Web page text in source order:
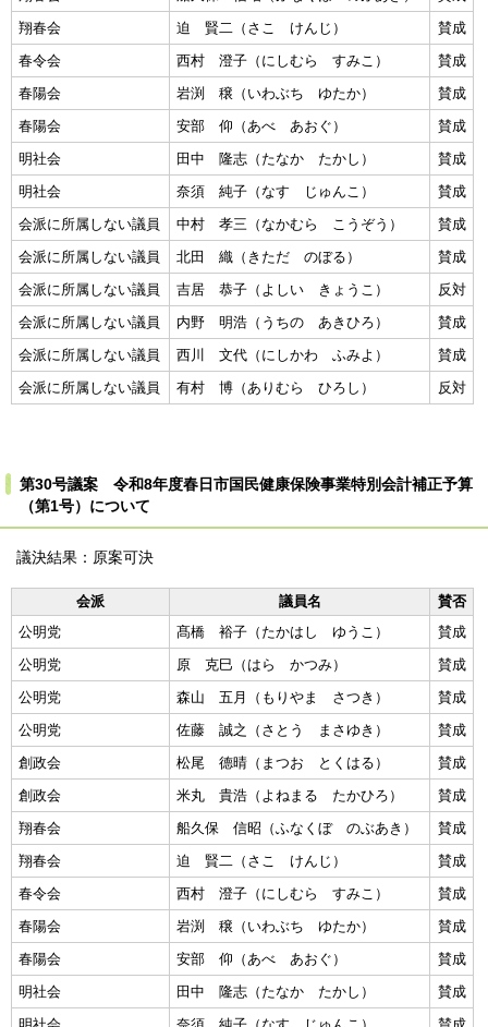
翔春会
迫 賢二（さこ けんじ）
賛成
春令会
西村 澄子（にしむら すみこ）
賛成
春陽会
岩渕 穣（いわぶち ゆたか）
賛成
春陽会
安部 仰（あべ あおぐ）
賛成
明社会
田中 隆志（たなか たかし）
賛成
明社会
奈須 純子（なす じゅんこ）
賛成
会派に所属しない議員
中村 孝三（なかむら こうぞう）
賛成
会派に所属しない議員
北田 織（きただ のぼる）
賛成
会派に所属しない議員
吉居 恭子（よしい きょうこ）
反対
会派に所属しない議員
内野 明浩（うちの あきひろ）
賛成
会派に所属しない議員
西川 文代（にしかわ ふみよ）
賛成
会派に所属しない議員
有村 博（ありむら ひろし） 反対
第30号議案 令和8年度春日市国民健康保険事業特別会計補正予算
（第1号）について
議決結果：原案可決
会派 議員名
賛否
公明党
髙橋 裕子（たかはし ゆうこ）
賛成
公明党
原 克巳（はら かつみ）
賛成
公明党
森山 五月（もりやま さつき）
賛成
公明党
佐藤 誠之（さとう まさゆき）
賛成
創政会
松尾 德晴（まつお とくはる）
賛成
創政会
米丸 貴浩（よねまる たかひろ）
賛成
翔春会
船久保 信昭（ふなくぼ のぶあき）
賛成
翔春会
迫 賢二（さこ けんじ）
賛成
春令会
西村 澄子（にしむら すみこ）
賛成
春陽会
岩渕 穣（いわぶち ゆたか）
賛成
春陽会
安部 仰（あべ あおぐ）
賛成
明社会
田中 隆志（たなか たかし）
賛成